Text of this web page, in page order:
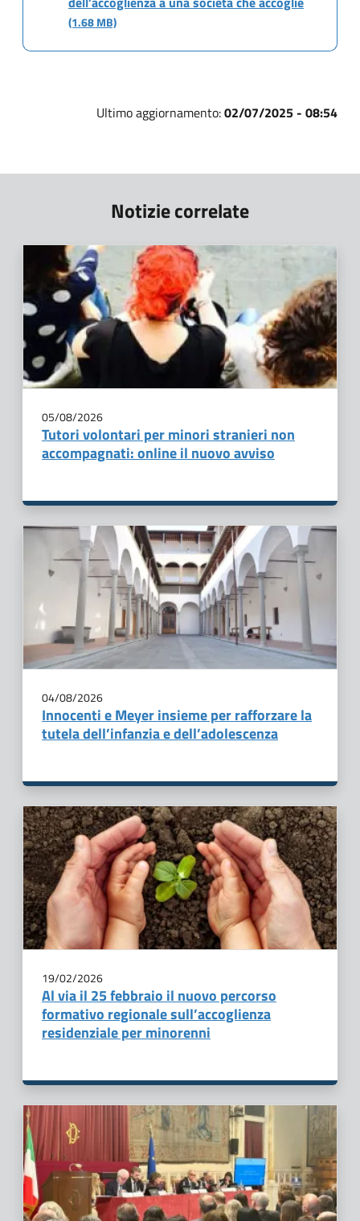
(1.68 MB)
Ultimo aggiornamento:02/07/2025 - 08:54
Notizie correlate
05/08/2026
Tutori volontari per minori stranieri non
accompagnati: online il nuovo avviso
04/08/2026
Innocenti e Meyer insieme per rafforzare la
tutela dell’infanzia e dell’adolescenza
19/02/2026
Al via il 25 febbraio il nuovo percorso
formativo regionale sull’accoglienza
residenziale per minorenni